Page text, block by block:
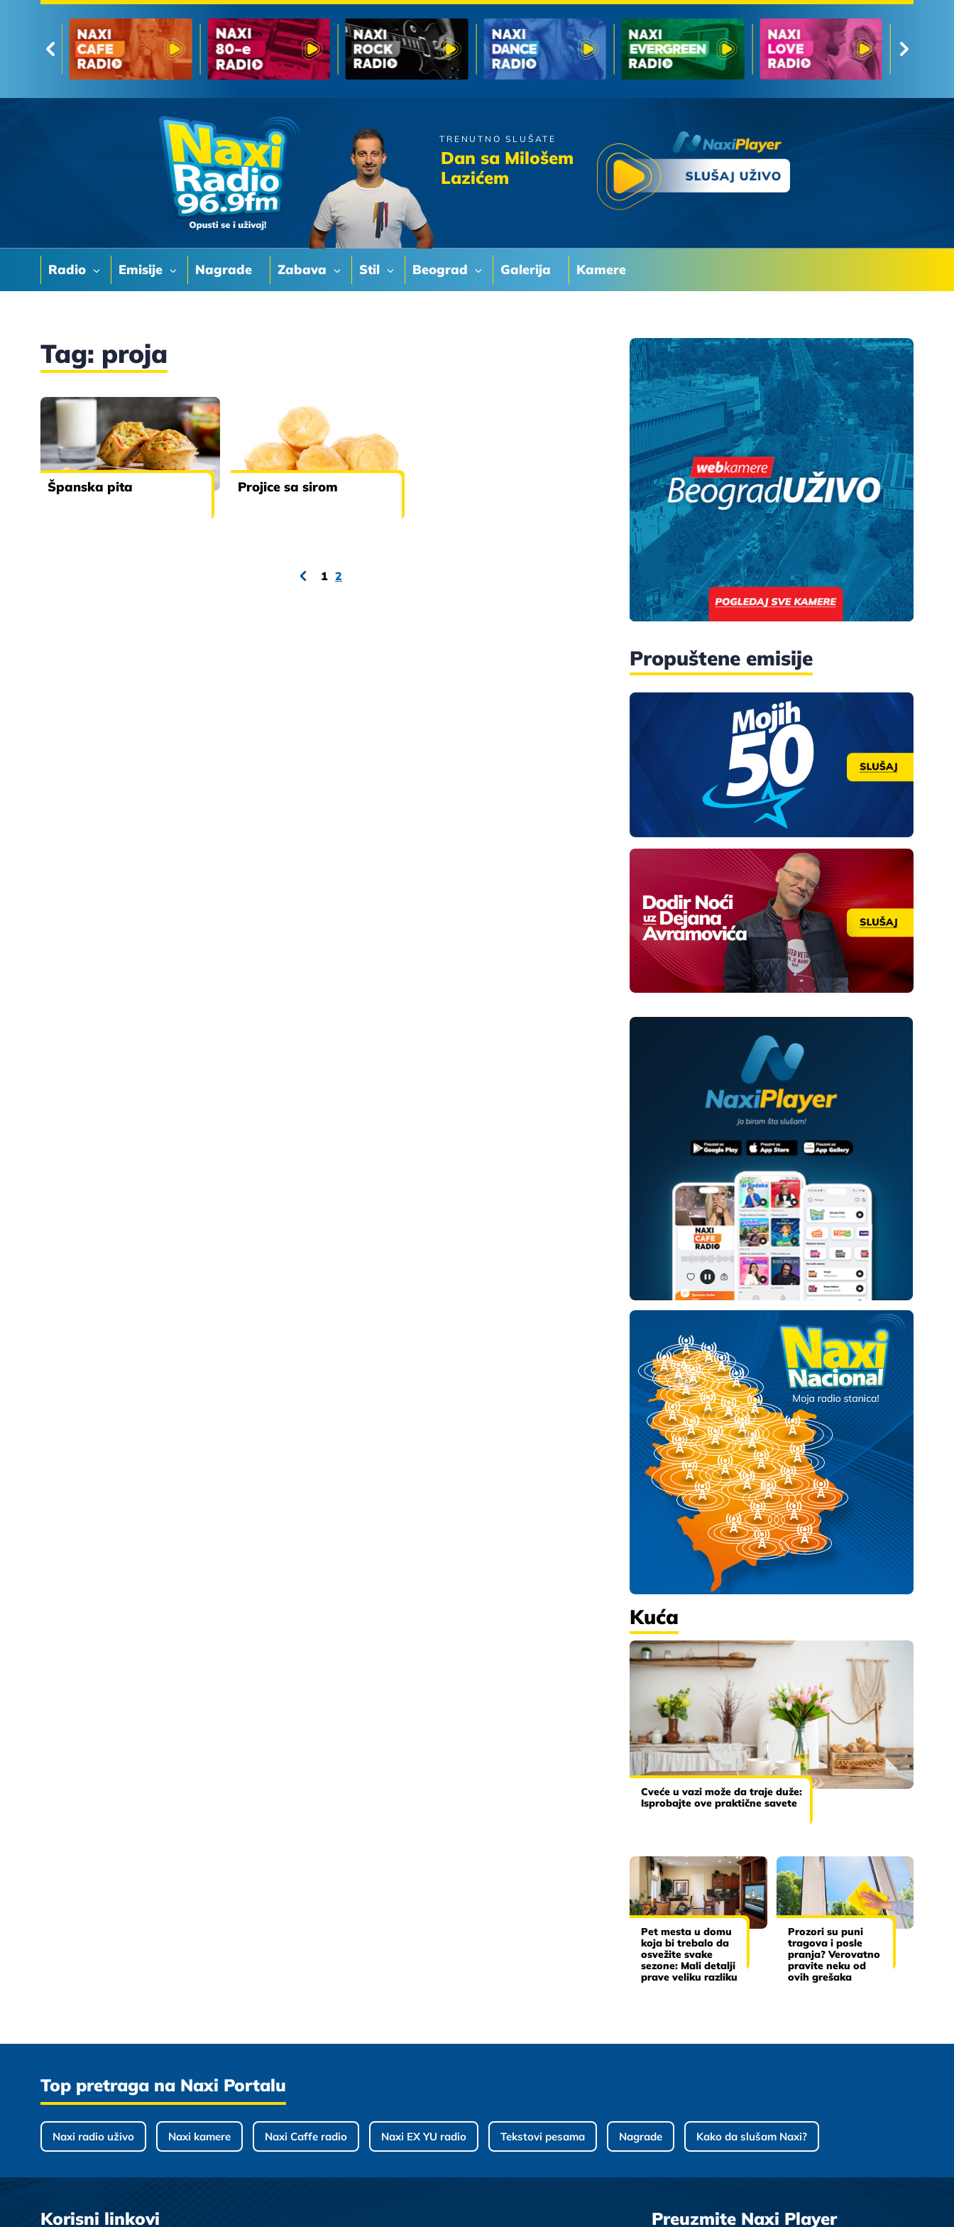
Radio Emisije Nagrade Zabava Stil Beograd Galerija Kamere
TRENUTNO SLUŠATE
Dan sa Milošem
Lazićem
Jelena Tomasevic
Tag: proja
Španska pita Projice sa sirom
1 2
Propuštene emisije
Kuća
Cveće u vazi može da traje duže:
Isprobajte ove praktične savete
Pet mesta u domu
koja bi trebalo da
osvežite svake
sezone: Mali detalji
prave veliku razliku
Prozori su puni
tragova i posle
pranja? Verovatno
pravite neku od
ovih grešaka
Top pretraga na Naxi Portalu
Naxi radio uživo Naxi kamere Naxi Caffe radio Naxi EX YU radio Tekstovi pesama Nagrade Kako da slušam Naxi?
Korisni linkovi Preuzmite Naxi Player